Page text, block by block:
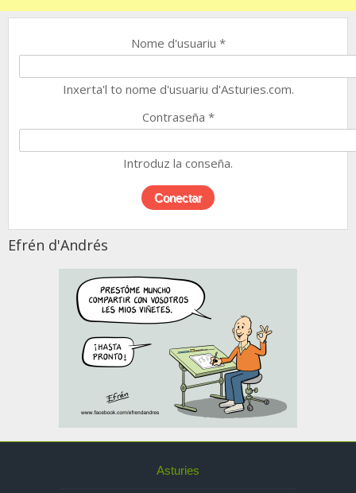
Nome d'usuariu *
Inxerta'l to nome d'usuariu d'Asturies.com.
Contraseña *
Introduz la conseña.
Efrén d'Andrés
Asturies